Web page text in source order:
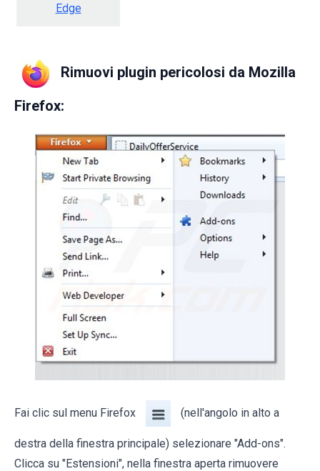
Edge
Rimuovi plugin pericolosi da Mozilla
Firefox:
Fai clic sul menu Firefox (nell'angolo in alto a
destra della finestra principale) selezionare "Add-ons".
Clicca su "Estensioni", nella finestra aperta rimuovere